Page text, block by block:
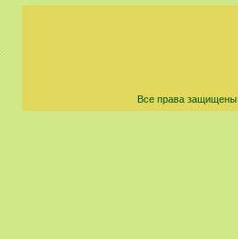
Все права